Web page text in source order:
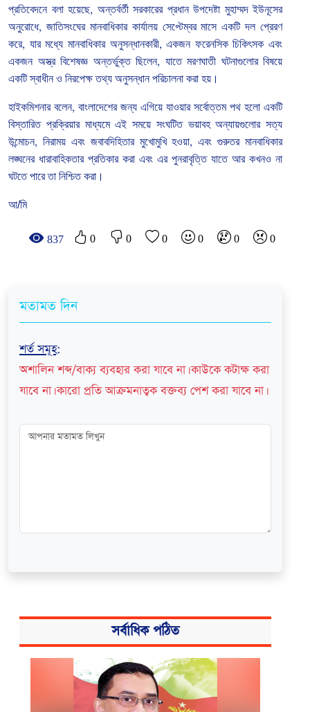
প্রতিবেদনে বলা হয়েছে, অন্তর্বর্তী সরকারের প্রধান উপদেষ্টা মুহাম্মদ ইউনূসের
অনুরোধে, জাতিসংঘের মানবাধিকার কার্যালয় সেপ্টেম্বর মাসে একটি দল প্রেরণ
করে, যার মধ্যে মানবাধিকার অনুসন্ধানকারী,একজন ফরেনসিক চিকিৎসক এবং
একজন অস্ত্র বিশেষজ্ঞ অন্তর্ভুক্ত ছিলেন, যাতে মরণঘাতী ঘটনাগুলোর বিষয়ে
একটি স্বাধীন ও নিরপেক্ষ তথ্য অনুসন্ধান পরিচালনা করা হয়।
হাইকমিশনার বলেন, বাংলাদেশের জন্য এগিয়ে যাওয়ার সর্বোত্তম পথ হলো একটি
বিস্তারিত প্রক্রিয়ার মাধ্যমে এই সময়ে সংঘটিত ভয়াবহ অন্যায়গুলোর সত্য
উন্মোচন, নিরাময় এবং জবাবদিহিতার মুখোমুখি হওয়া,এবং গুরুতর মানবাধিকার
লঙ্ঘনের ধারাবাহিকতার প্রতিকার করা এবং এর পুনরাবৃত্তি যাতে আর কখনও না
ঘটতে পারে তা নিশ্চিত করা।
আ/মি
837 0 0 0 0 0 0
মতামত দিন
শর্ত সমূহ:
অশালিন শব্দ/বাক্য ব্যবহার করা যাবে না। কাউকে কটাক্ষ করা
যাবে না। কারো প্রতি আক্রমনাত্বক বক্তব্য পেশ করা যাবে না।
সর্বাধিক পঠিত